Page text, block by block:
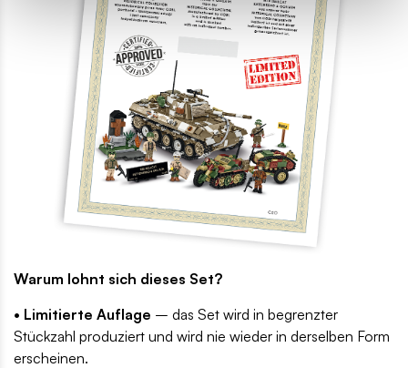
Warum lohnt sich dieses Set?
• Limitierte Auflage – das Set wird in begrenzter
Stückzahl produziert und wird nie wieder in derselben Form
erscheinen.